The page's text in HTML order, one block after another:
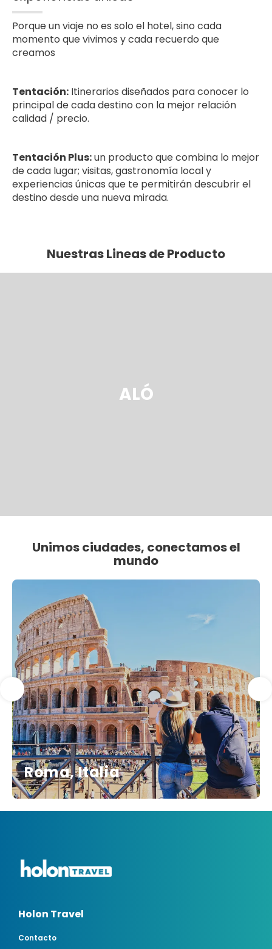
Porque un viaje no es solo el hotel, sino cada
momento que vivimos y cada recuerdo que
creamos
Tentación: Itinerarios diseñados para conocer lo
principal de cada destino con la mejor relación
calidad / precio.
Tentación Plus:un producto que combina lo mejor
de cada lugar; visitas, gastronomía local y
experiencias únicas que te permitirán descubrir el
destino desde una nueva mirada.
Nuestras Lineas de Producto
ALÓ
Unimos ciudades, conectamos el
mundo
Roma, Italia
Holon Travel
Contacto